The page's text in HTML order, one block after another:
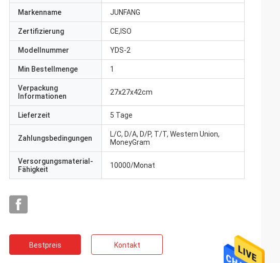
Markenname JUNFANG
Zertifizierung CE,ISO
Modellnummer YDS-2
Min Bestellmenge 1
Verpackung
Informationen
27x27x42cm
Lieferzeit 5 Tage
Zahlungsbedingungen
L/C, D/A, D/P, T/T, Western Union,
MoneyGram
Versorgungsmaterial-
Fähigkeit
10000/Monat
Bestpreis Kontakt